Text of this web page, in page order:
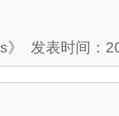
》 发表时间：